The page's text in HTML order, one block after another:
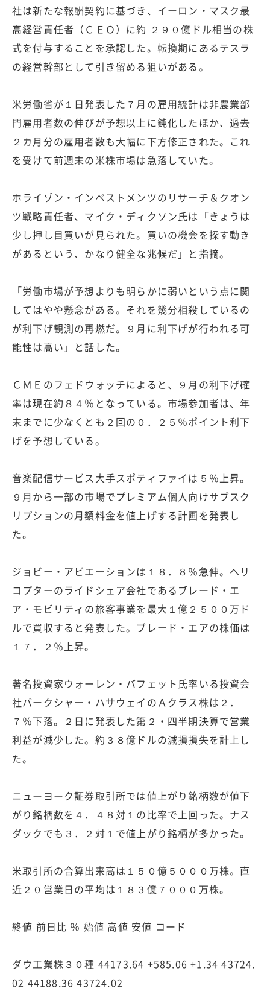
社は新たな報酬契約に基づき、イーロン・マスク最
高経営責任者（ＣＥＯ）に約 ２９０億ドル相当の株
式を付与することを承認した。転換期にあるテスラ
の経営幹部として引き留める狙いがある。
米労働省が１日発表した７月の雇用統計は非農業部
門雇用者数の伸びが予想以上に鈍化したほか、過去
２カ月分の雇用者数も大幅に下方修正された。これ
を受けて前週末の米株市場は急落していた。
ホライゾン・インベストメンツのリサーチ＆クオン
ツ戦略責任者、マイク・ディクソン氏は「きょうは
少し押し目買いが見られた。買いの機会を探す動き
があるという、かなり健全な兆候だ」と指摘。
「労働市場が予想よりも明らかに弱いという点に関
してはやや懸念がある。それを幾分相殺しているの
が利下げ観測の再燃だ。９月に利下げが行われる可
能性は高い」と話した。
ＣＭＥのフェドウォッチによると、９月の利下げ確
率は現在約８４％となっている。市場参加者は、年
末までに少なくとも２回の０．２５％ポイント利下
げを予想している。
音楽配信サービス大手スポティファイは５％上昇。
９月から一部の市場でプレミアム個人向けサブスク
リプションの月額料金を値上げする計画を発表し
た。
ジョビー・アビエーションは１８．８％急伸。ヘリ
コプターのライドシェア会社であるブレード・エ
ア・モビリティの旅客事業を最大１億２５００万ド
ルで買収すると発表した。ブレード・エアの株価は
１７．２％上昇。
著名投資家ウォーレン・バフェット氏率いる投資会
社バークシャー・ハサウェイのＡクラス株は２．
７％下落。２日に発表した第２・四半期決算で営業
利益が減少した。約３８億ドルの減損損失を計上し
た。
ニューヨーク証券取引所では値上がり銘柄数が値下
がり銘柄数を４．４８対１の比率で上回った。ナス
ダックでも３．２対１で値上がり銘柄が多かった。
米取引所の合算出来高は１５０億５０００万株。直
近２０営業日の平均は１８３億７０００万株。
終値 前日比 ％ 始値 高値 安値 コード
ダウ工業株３０種 44173.64 +585.06 +1.34 43724.
02 44188.36 43724.02